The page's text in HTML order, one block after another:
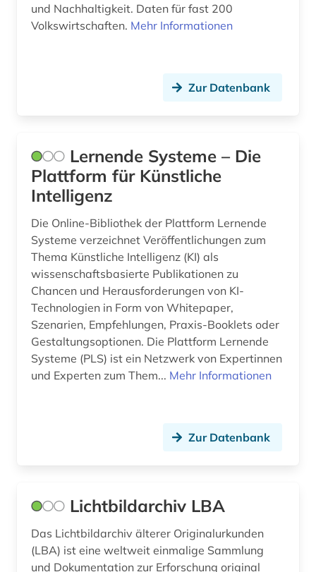
und Nachhaltigkeit. Daten für fast 200
Volkswirtschaften. Mehr Informationen
Zur Datenbank
Lernende Systeme – Die
Plattform für Künstliche
Intelligenz
Die Online-Bibliothek der Plattform Lernende
Systeme verzeichnet Veröffentlichungen zum
Thema Künstliche Intelligenz (KI) als
wissenschaftsbasierte Publikationen zu
Chancen und Herausforderungen von KI-
Technologien in Form von Whitepaper,
Szenarien, Empfehlungen, Praxis-Booklets oder
Gestaltungsoptionen. Die Plattform Lernende
Systeme (PLS) ist ein Netzwerk von Expertinnen
und Experten zum Them... Mehr Informationen
Zur Datenbank
Lichtbildarchiv LBA
Das Lichtbildarchiv älterer Originalurkunden
(LBA) ist eine weltweit einmalige Sammlung
und Dokumentation zur Erforschung original